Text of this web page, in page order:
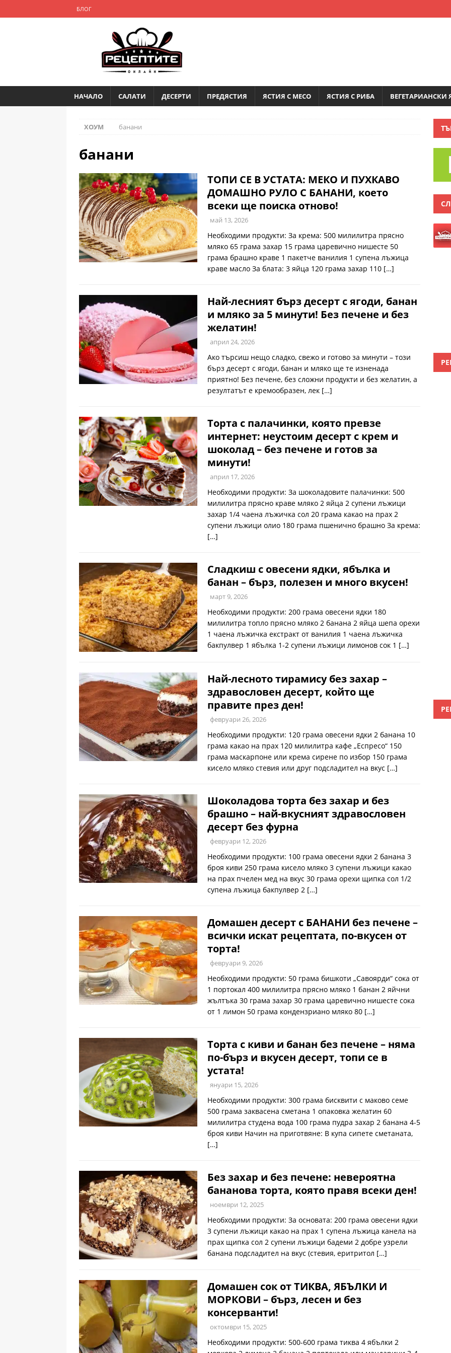
БЛОГ
НАЧАЛО САЛАТИ ДЕСЕРТИ ПРЕДЯСТИЯ ЯСТИЯ С МЕСО ЯСТИЯ С РИБА ВЕГЕТАРИАНСКИ
ХОУМ банани
банани
ТОПИ СЕ В УСТАТА: МЕКО И ПУХКАВО
ДОМАШНО РУЛО С БАНАНИ, което
всеки ще поиска отново!
май 13, 2026
Необходими продукти: За крема: 500 милилитра прясно
мляко 65 грама захар 15 грама царевично нишесте 50
грама брашно краве 1 пакетче ванилия 1 супена лъжица
краве масло За блата: 3 яйца 120 грама захар 110 […]
Най-лесният бърз десерт с ягоди, банан
и мляко за 5 минути! Без печене и без
желатин!
април 24, 2026
Ако търсиш нещо сладко, свежо и готово за минути – този
бърз десерт с ягоди, банан и мляко ще те изненада
приятно! Без печене, без сложни продукти и без желатин, а
резултатът е кремообразен, лек […]
Торта с палачинки, която превзе
интернет: неустоим десерт с крем и
шоколад – без печене и готов за
минути!
април 17, 2026
Необходими продукти: За шоколадовите палачинки: 500
милилитра прясно краве мляко 2 яйца 2 супени лъжици
захар 1/4 чаена лъжичка сол 20 грама какао на прах 2
супени лъжици олио 180 грама пшенично брашно За крема:
[…]
Сладкиш с овесени ядки, ябълка и
банан – бърз, полезен и много вкусен!
март 9, 2026
Необходими продукти: 200 грама овесени ядки 180
милилитра топло прясно мляко 2 банана 2 яйца шепа орехи
1 чаена лъжичка екстракт от ванилия 1 чаена лъжичка
бакпулвер 1 ябълка 1-2 супени лъжици лимонов сок 1 […]
Най-лесното тирамису без захар –
здравословен десерт, който ще
правите през ден!
февруари 26, 2026
Необходими продукти: 120 грама овесени ядки 2 банана 10
грама какао на прах 120 милилитра кафе „Еспресо“ 150
грама маскарпоне или крема сирене по избор 150 грама
кисело мляко стевия или друг подсладител на вкус […]
Шоколадова торта без захар и без
брашно – най-вкусният здравословен
десерт без фурна
февруари 12, 2026
Необходими продукти: 100 грама овесени ядки 2 банана 3
броя киви 250 грама кисело мляко 3 супени лъжици какао
на прах пчелен мед на вкус 30 грама орехи щипка сол 1/2
супена лъжица бакпулвер 2 […]
Домашен десерт с БАНАНИ без печене –
всички искат рецептата, по-вкусен от
торта!
февруари 9, 2026
Необходими продукти: 50 грама бишкоти „Савоярди“ сока от
1 портокал 400 милилитра прясно мляко 1 банан 2 яйчни
жълтъка 30 грама захар 30 грама царевично нишесте сока
от 1 лимон 50 грама кондензриано мляко 80 […]
Торта с киви и банан без печене – няма
по-бърз и вкусен десерт, топи се в
устата!
януари 15, 2026
Необходими продукти: 300 грама бисквити с маково семе
500 грама заквасена сметана 1 опаковка желатин 60
милилитра студена вода 100 грама пудра захар 2 банана 4-5
броя киви Начин на приготвяне: В купа сипете сметаната,
[…]
Без захар и без печене: невероятна
бананова торта, която правя всеки ден!
ноември 12, 2025
Необходими продукти: За основата: 200 грама овесени ядки
3 супени лъжици какао на прах 1 супена лъжица канела на
прах щипка сол 2 супени лъжици бадеми 2 добре узрели
банана подсладител на вкус (стевия, еритритол […]
Домашен сок от ТИКВА, ЯБЪЛКИ И
МОРКОВИ – бърз, лесен и без
консерванти!
октомври 15, 2025
Необходими продукти: 500-600 грама тиква 4 ябълки 2